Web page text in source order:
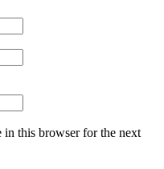
in this browser for the next